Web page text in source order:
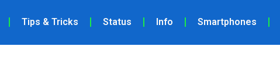
Tips & Tricks Status Info Smartphones